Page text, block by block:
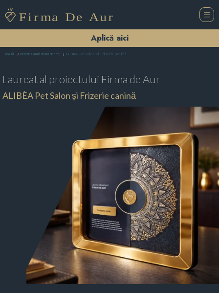
Aplică aici
Acasă Frizerie Canină Piatra Neamţ ALIBÈA Pet Salon și Frizerie canină
Laureat al proiectului Firma de Aur
ALIBÈA Pet Salon și Frizerie canină